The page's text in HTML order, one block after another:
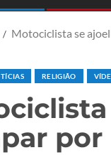
Motociclista se
RELIGIÃO